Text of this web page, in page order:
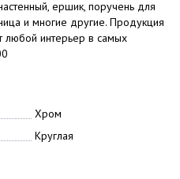
ершик, поручень для
и многие другие. Продукция
любой интерьер в самых
Хром
Круглая